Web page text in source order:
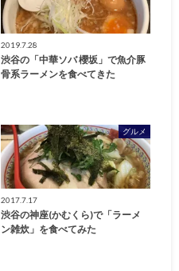
2019.7.28
渋谷の「中華ソバ 櫻坂」で魚介豚
骨系ラーメンを食べてきた
グルメ
2017.7.17
渋谷の神座(かむくら)で「ラーメ
ン雑炊」を食べてみた